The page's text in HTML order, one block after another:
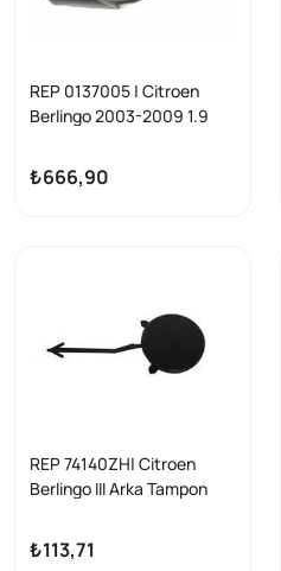
REP 0137005 | Citroen
Berlingo 2003-2009 1.9
Kapak Yan Sanayi
₺666,90
REP 74140ZH| Citroen
Berlingo III Arka Tampon
₺113,71